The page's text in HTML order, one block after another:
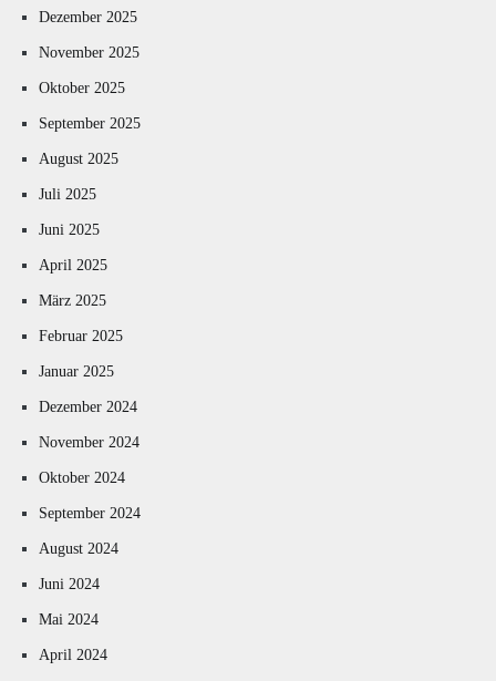
Dezember 2025
November 2025
Oktober 2025
September 2025
August 2025
Juli 2025
Juni 2025
April 2025
März 2025
Februar 2025
Januar 2025
Dezember 2024
November 2024
Oktober 2024
September 2024
August 2024
Juni 2024
Mai 2024
April 2024